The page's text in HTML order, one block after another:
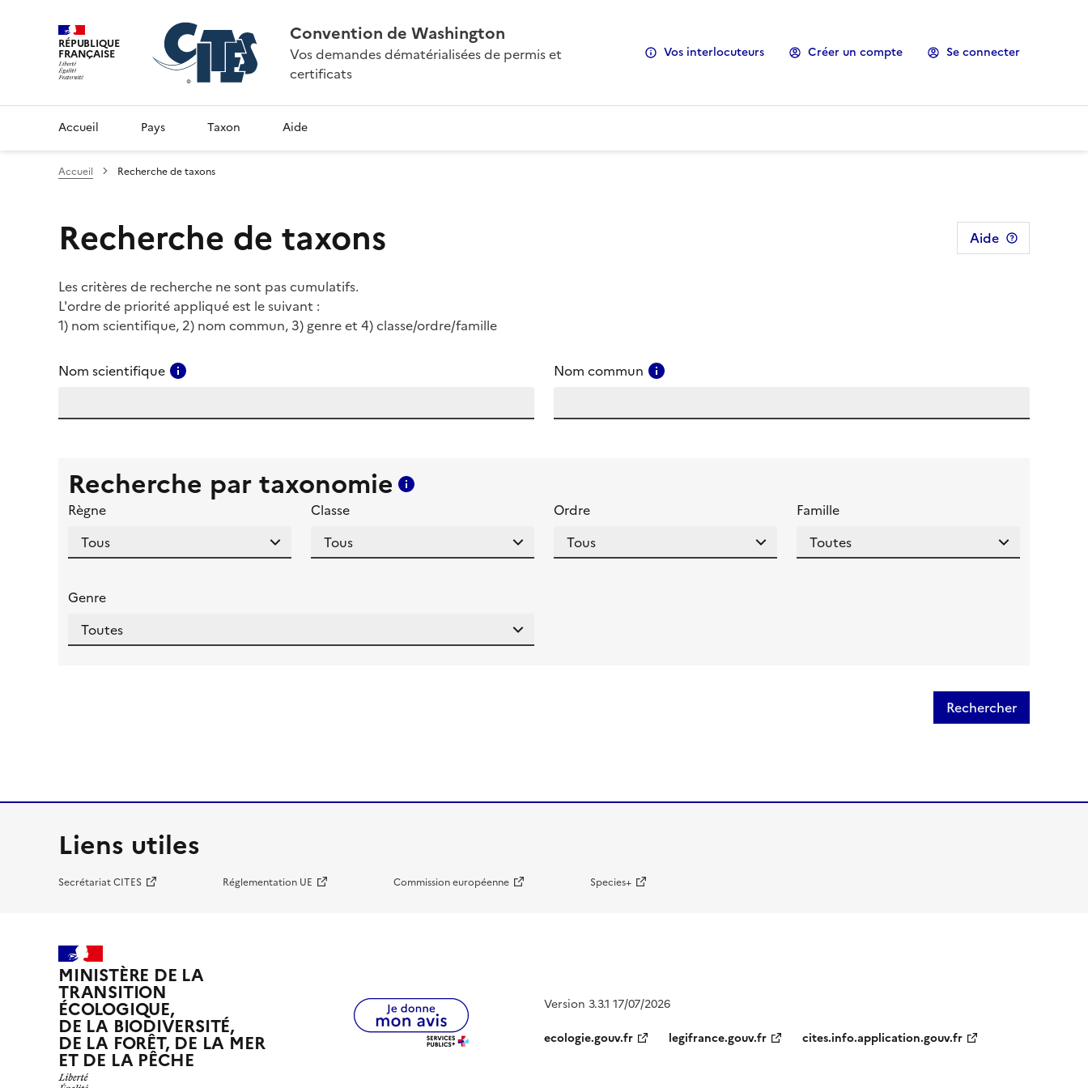
RÉPUBLIQUE
FRANÇAISE
Convention de Washington
Vos demandes dématérialisées de permis et
certificats
Vos interlocuteurs Créer un compte Se connecter
Accueil Pays Taxon Aide
Accueil Recherche de taxons
Recherche de taxons Aide
Les critères de recherche ne sont pas cumulatifs.
L'ordre de priorité appliqué est le suivant :
1) nom scientifique, 2) nom commun, 3) genre et 4) classe/ordre/famille
Nom scientifique Nom commun
Recherche par taxonomie
Règne
Classe Ordre Famille
Genre
Rechercher
Liens utiles
Secrétariat CITES Réglementation UE Commission européenne Species+
MINISTÈRE DE LA
TRANSITION
ÉCOLOGIQUE,
DE LA BIODIVERSITÉ,
DE LA FORÊT, DE LA MER
ET DE LA PÊCHE
Version 3.3.1 17/07/2026
ecologie.gouv.fr
legifrance.gouv.fr cites.info.application.gouv.fr